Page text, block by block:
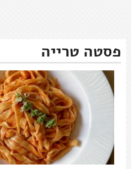
פסטה טרייה